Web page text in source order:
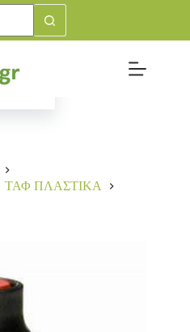
Αγορά
ΤΑΦ ΠΛΑΣΤΙΚΑ